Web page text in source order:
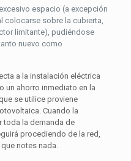
espacio (a excepción
colocarse sobre la cubierta,
limitante), pudiéndose
nuevo como
a la instalación eléctrica
un ahorro inmediato en la
se utilice proviene
Cuando la
toda la demanda de
procediendo de la red,
notes nada.